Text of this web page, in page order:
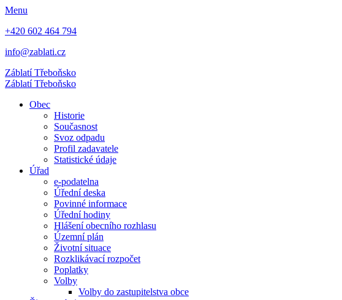
Menu
+420 602 464 794
info@zablati.cz
ZáblatíTřeboňsko
ZáblatíTřeboňsko
Obec
Historie
Současnost
Svoz odpadu
Profil zadavatele
Statistické údaje
Úřad
e-podatelna
Úřední deska
Povinné informace
Úřední hodiny
Hlášení obecního rozhlasu
Územní plán
Životní situace
Rozklikávací rozpočet
Poplatky
Volby
Volby do zastupitelstva obce